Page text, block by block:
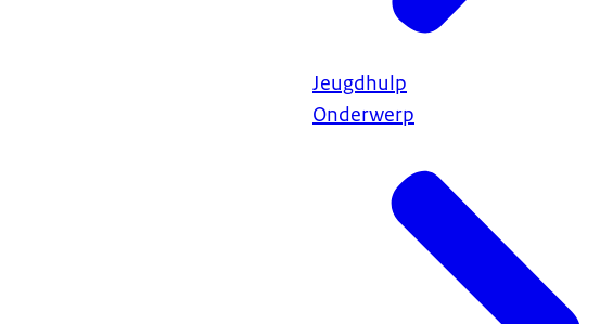
Jeugdhulp
Onderwerp